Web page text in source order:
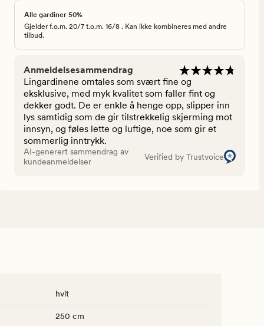
Alle gardiner 50%
Gjelder f.o.m. 20/7 t.o.m. 16/8 . Kan ikke kombineres med andre
tilbud.
Anmeldelsesammendrag
Lingardinene omtales som svært fine og
eksklusive, med myk kvalitet som faller fint og
dekker godt. De er enkle å henge opp, slipper inn
lys samtidig som de gir tilstrekkelig skjerming mot
innsyn, og føles lette og luftige, noe som gir et
sommerlig inntrykk.
AI-generert sammendrag av
kundeanmeldelser
Verified by Trustvoice
hvit
250 cm